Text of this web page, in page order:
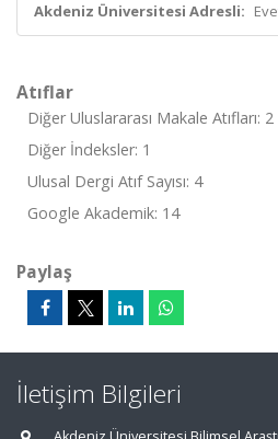
Akdeniz Üniversitesi Adresli:
Atıflar
Diğer Uluslararası Makale Atıfları: 2
Diğer İndeksler: 1
Ulusal Dergi Atıf Sayısı: 4
Google Akademik: 14
Paylaş
İletişim Bilgileri